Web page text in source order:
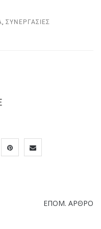
, ΣΥΝΕΡΓΑΣΊΕΣ
ΕΠΌΜ. ΆΡΘΡΟ